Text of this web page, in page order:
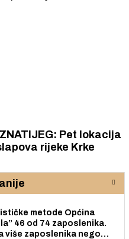
Pet lokacija
rijeke Krke
metode Općina
46 od 74 zaposlenika.
više zaposlenika nego